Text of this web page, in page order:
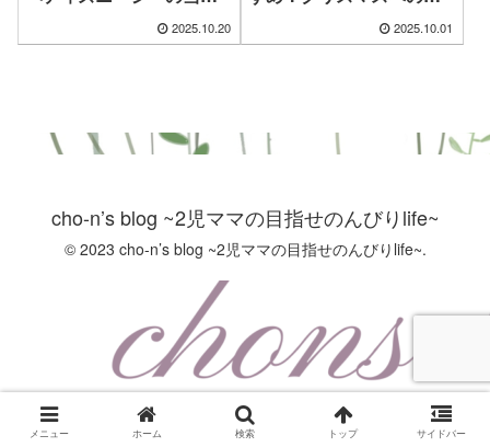
タイムスケジュール公開
🕐
2025.10.20
ウントダウンに！子供も
大人も楽しめるプレゼン
2025.10.01
cho-n’s blog ~2児ママの目指せのんびりlife~
© 2023 cho-n’s blog ~2児ママの目指せのんびりlife~.
メニュー ホーム 検索 トップ サイドバー